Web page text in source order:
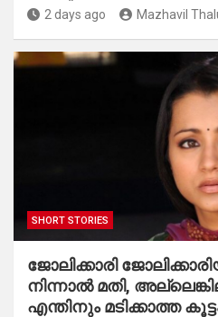
2 days ago Mazhavil
SHORT STORIES
ജോലിക്കാരി
നിന്നാൽ മതി,
എന്തിനും മടിക്കാത്ത